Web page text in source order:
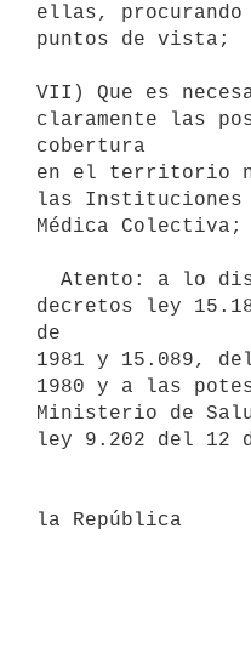
ellas,
puntos de vista;
VII) Que es
claramente las
cobertura
en el territorio
las Instituciones
Médica Colectiva;
decretos ley
de
1981 y 15.089,
1980 y a las
Ministerio de
ley 9.202 del 12
la República